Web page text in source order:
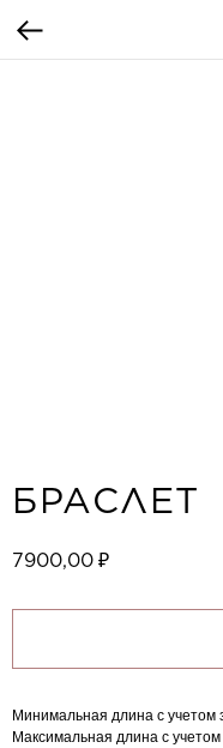
БРАСЛЕТ
7900,00 ₽
Минимальная длина с учетом
Максимальная длина с